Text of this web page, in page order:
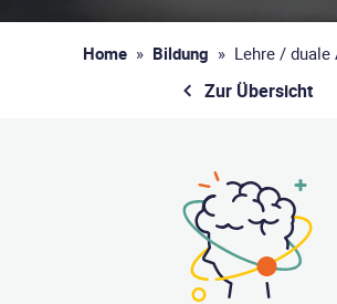
Home » Bildung » Lehre / duale
Zur Übersicht